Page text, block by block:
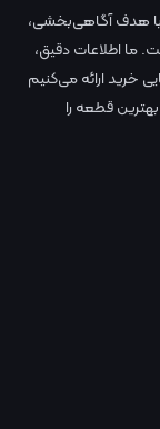
هدف آگاهی‌بخشی،
ما اطلاعات دقیق،
خرید ارائه می‌کنیم
بهترین قطعه را